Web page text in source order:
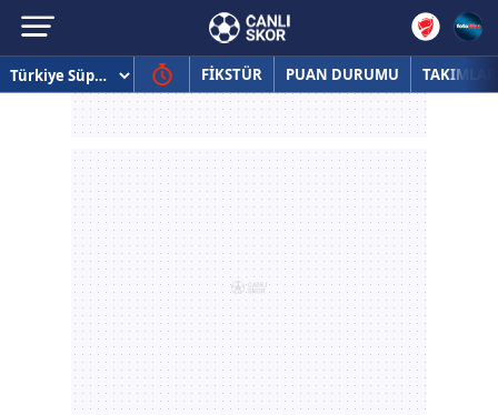
FİKSTÜR PUAN DURUMU TAKIMLAR